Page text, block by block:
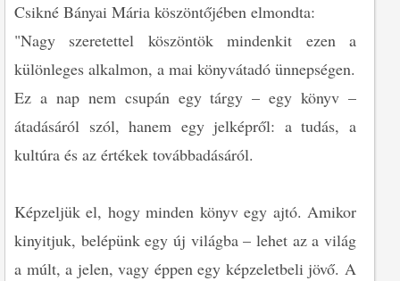
Csikné Bányai Mária köszöntőjében elmondta:
"Nagy szeretettel köszöntök mindenkit ezen a
különleges alkalmon, a mai könyvátadó ünnepségen.
Ez a nap nem csupán egy tárgy – egy könyv –
átadásáról szól, hanem egy jelképről: a tudás, a
kultúra és az értékek továbbadásáról.
Képzeljük el, hogy minden könyv egy ajtó. Amikor
kinyitjuk, belépünk egy új világba – lehet az a világ
a múlt, a jelen, vagy éppen egy képzeletbeli jövő. A